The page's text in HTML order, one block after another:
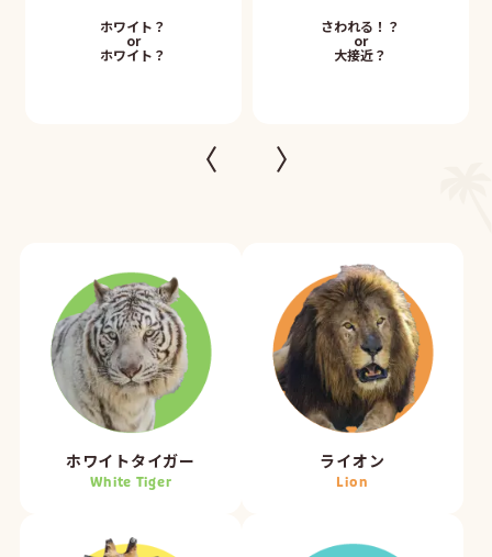
ホワイト？
or
ホワイト？
さわれる！？
or
大接近？
ホワイトタイガー
White Tiger
ライオン
Lion